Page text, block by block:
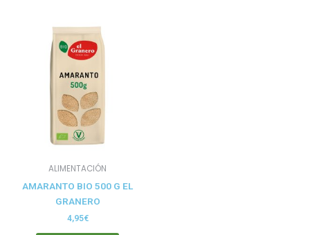
ALIMENTACIÓN
AMARANTO BIO 500 G EL
GRANERO
4,95€